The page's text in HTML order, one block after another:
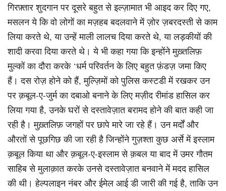
गिरफ़्तार शुदगान पर दूसरे बहुत से इल्ज़ामात भी आइद कर दिए गए,
मसलन ये कि वो लोगों का मज़हब बदलवाने में ज़ोर ज़बरदस्ती से काम
लिया करते थे, या उन्हें माली लालच दिया करते थे, या लड़कीयों की
शादी करवा दिया करते थे। ये भी कहा गया कि इन्होंने मुख़्तलिफ़
मुल्कों का दौरा करके ‘धर्म परिवर्तन के लिए बहुत फ़ंडज़ जमा किए
हैं। दस रोज़ होने को हैं, मुल्ज़िमों को पुलिस कस्टडी में रखकर उन
पर क़बूल-ए-जुर्म का दबाओ बनाने के लिए मज़ीद रीमांड हासिल कर
लिया गया है, उनके घरों से दस्तावेज़ात बरामद होने की बात कही जा
रही है। मुख़्तलिफ़ जगहों पर छापे मारे जा रहे हैं। उन मर्दों और
औरतों से पूछगिछ की जा रही है जिन्होंने गुज़श्ता कुछ अर्से में इस्लाम
क़बूल किया था और क़बूल-ए-इस्लाम से क़बल या बाद में उमर गौतम
साहिब से मुलाक़ात करके उनसे दस्तावेज़ात बनवाने में मदद हासिल
की थी। हेल्पलाइन नंबर और ईमेल आई डी जारी की गई है, ताकि उन